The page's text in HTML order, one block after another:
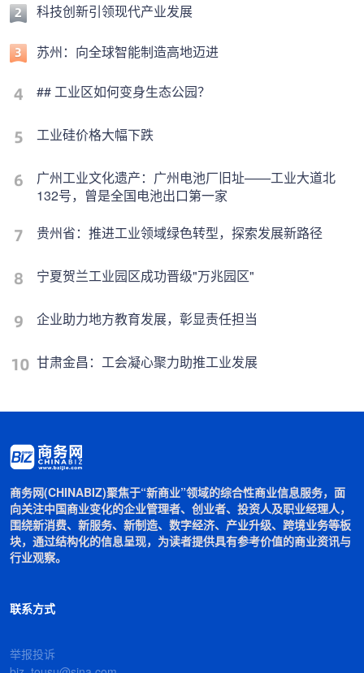
科技创新引领现代产业发展
苏州：向全球智能制造高地迈进
## 工业区如何变身生态公园？
工业硅价格大幅下跌
广州工业文化遗产：广州电池厂旧址——工业大道北
132号，曾是全国电池出口第一家
贵州省：推进工业领域绿色转型，探索发展新路径
宁夏贺兰工业园区成功晋级"万兆园区"
企业助力地方教育发展，彰显责任担当
甘肃金昌：工会凝心聚力助推工业发展
商务网(CHINABIZ)聚焦于“新商业”领域的综合性商业信息服务，面
向关注中国商业变化的企业管理者、创业者、投资人及职业经理人，
围绕新消费、新服务、新制造、数字经济、产业升级、跨境业务等板
块，通过结构化的信息呈现，为读者提供具有参考价值的商业资讯与
行业观察。
联系方式
举报投诉